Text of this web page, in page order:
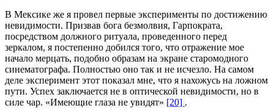
В Мексике же я провел первые эксперименты по достижению
невидимости. Призвав бога безмолвия, Гарпократа,
посредством должного ритуала, проведенного перед
зеркалом, я постепенно добился того, что отражение мое
начало мерцать, подобно образам на экране старомодного
синематографа. Полностью оно так и не исчезло. На самом
деле эксперимент этот показал мне, что я нахожусь на ложном
пути. Успех заключается не в оптической невидимости, но в
силе чар. «Имеющие глаза не увидят» [20] .